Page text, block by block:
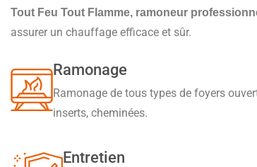
Tout Feu Tout Flamme, ramoneur
assurer un chauffage efficace et sûr.
Ramonage
Ramonage de tous types de foyers
inserts, cheminées.
Entretien